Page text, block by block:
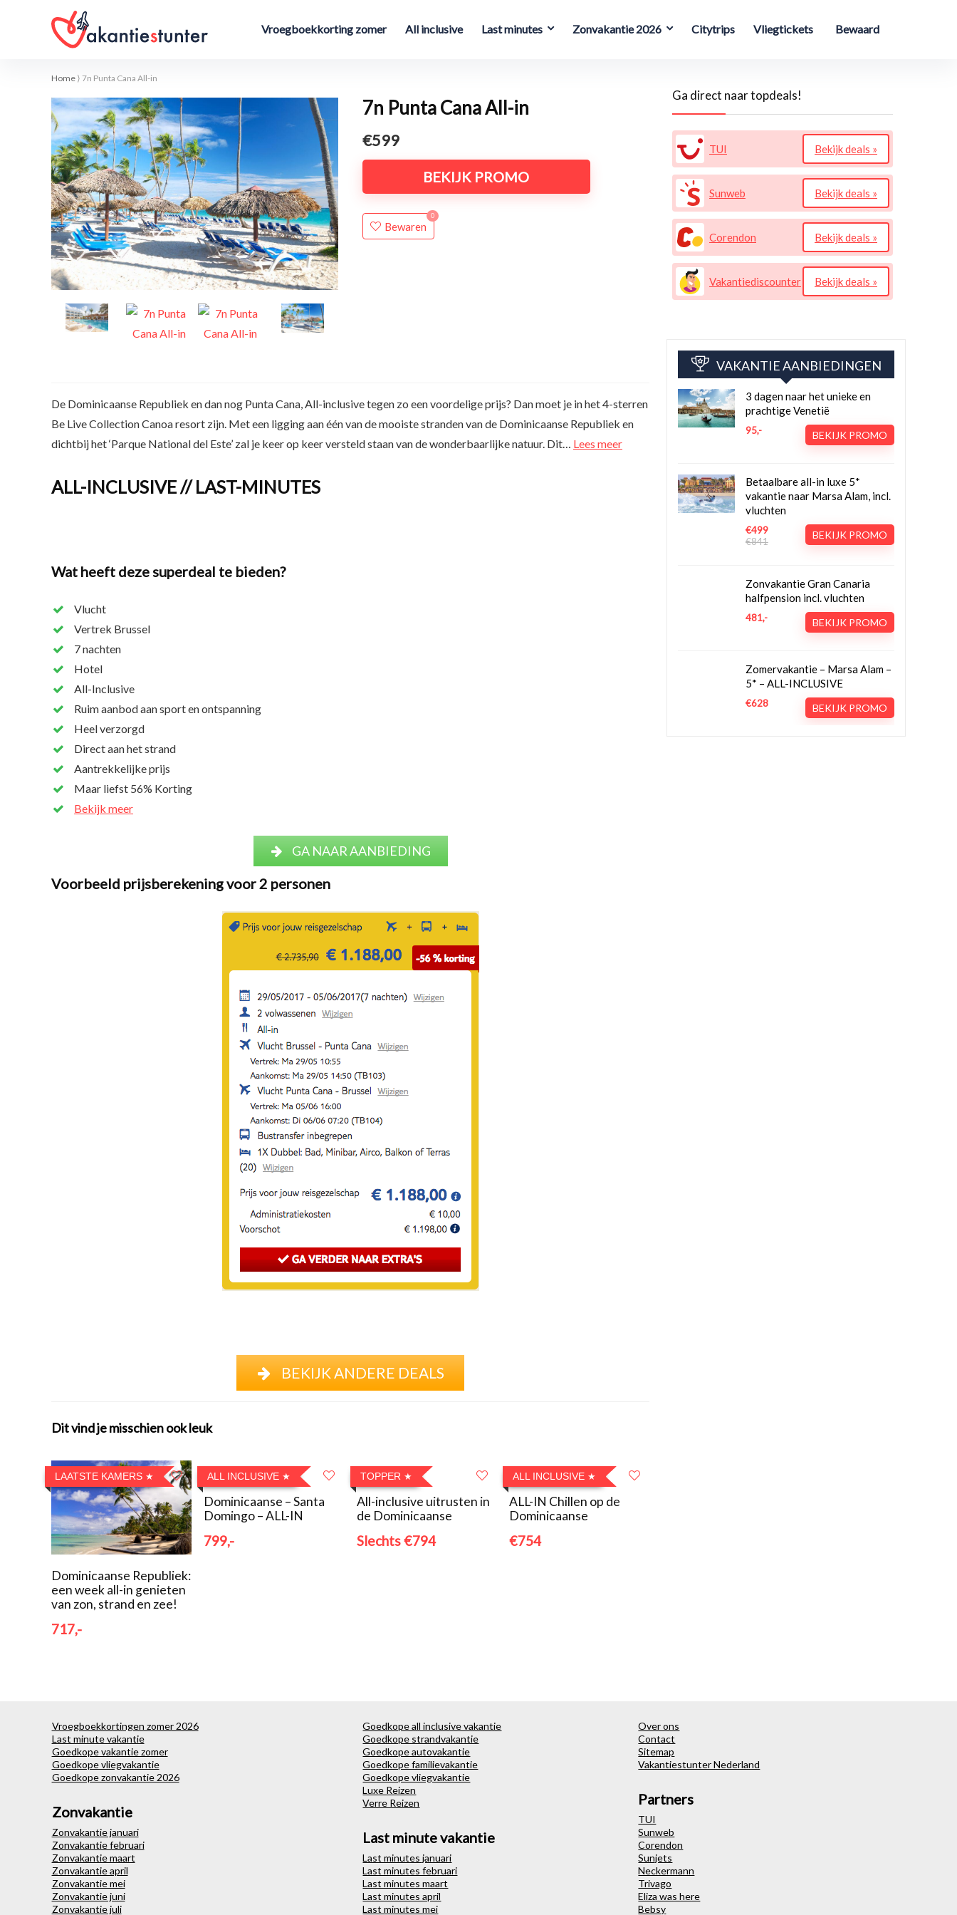
Vroegboekkorting zomer All inclusive Last minutes Zonvakantie 2026 Citytrips Vliegtickets Bewaard
Home ⟩ 7n Punta Cana All-in
7n Punta Cana All-in
€599
BEKIJK PROMO
Bewaren
0
De Dominicaanse Republiek en dan nog Punta Cana, All-inclusive tegen zo een voordelige prijs? Dan moet je in het 4-sterren
Be Live Collection Canoa resort zijn. Met een ligging aan één van de mooiste stranden van de Dominicaanse Republiek en
dichtbij het ‘Parque National del Este’ zal je keer op keer versteld staan van de wonderbaarlijke natuur. Dit… Lees meer
ALL-INCLUSIVE // LAST-MINUTES
Wat heeft deze superdeal te bieden?
Vlucht
Vertrek Brussel
7 nachten
Hotel
All-Inclusive
Ruim aanbod aan sport en ontspanning
Heel verzorgd
Direct aan het strand
Aantrekkelijke prijs
Maar liefst 56% Korting
Bekijk meer
GA NAAR AANBIEDING
Voorbeeld prijsberekening voor 2 personen
BEKIJK ANDERE DEALS
Dit vind je misschien ook leuk
LAATSTE KAMERS
Dominicaanse Republiek:
een week all-in genieten
van zon, strand en zee!
717,-
ALL INCLUSIVE
Dominicaanse – Santa
Domingo – ALL-IN
799,-
TOPPER
All-inclusive uitrusten in
de Dominicaanse
Slechts €794
ALL INCLUSIVE
ALL-IN Chillen op de
Dominicaanse
€754
Ga direct naar topdeals!
TUI Bekijk deals »
Sunweb Bekijk deals »
Corendon Bekijk deals »
Vakantiediscounter Bekijk deals »
VAKANTIE AANBIEDINGEN
3 dagen naar het unieke en
prachtige Venetië
95,- BEKIJK PROMO
Betaalbare all-in luxe 5*
vakantie naar Marsa Alam, incl.
vluchten
€499
€841
BEKIJK PROMO
Zonvakantie Gran Canaria
halfpension incl. vluchten
481,- BEKIJK PROMO
Zomervakantie – Marsa Alam –
5* – ALL-INCLUSIVE
€628 BEKIJK PROMO
Vroegboekkortingen zomer 2026
Last minute vakantie
Goedkope vakantie zomer
Goedkope vliegvakantie
Goedkope zonvakantie 2026
Zonvakantie
Zonvakantie januari
Zonvakantie februari
Zonvakantie maart
Zonvakantie april
Zonvakantie mei
Zonvakantie juni
Zonvakantie juli
Goedkope all inclusive vakantie
Goedkope strandvakantie
Goedkope autovakantie
Goedkope familievakantie
Goedkope vliegvakantie
Luxe Reizen
Verre Reizen
Last minute vakantie
Last minutes januari
Last minutes februari
Last minutes maart
Last minutes april
Last minutes mei
Over ons
Contact
Sitemap
Vakantiestunter Nederland
Partners
TUI
Sunweb
Corendon
Sunjets
Neckermann
Trivago
Eliza was here
Bebsy